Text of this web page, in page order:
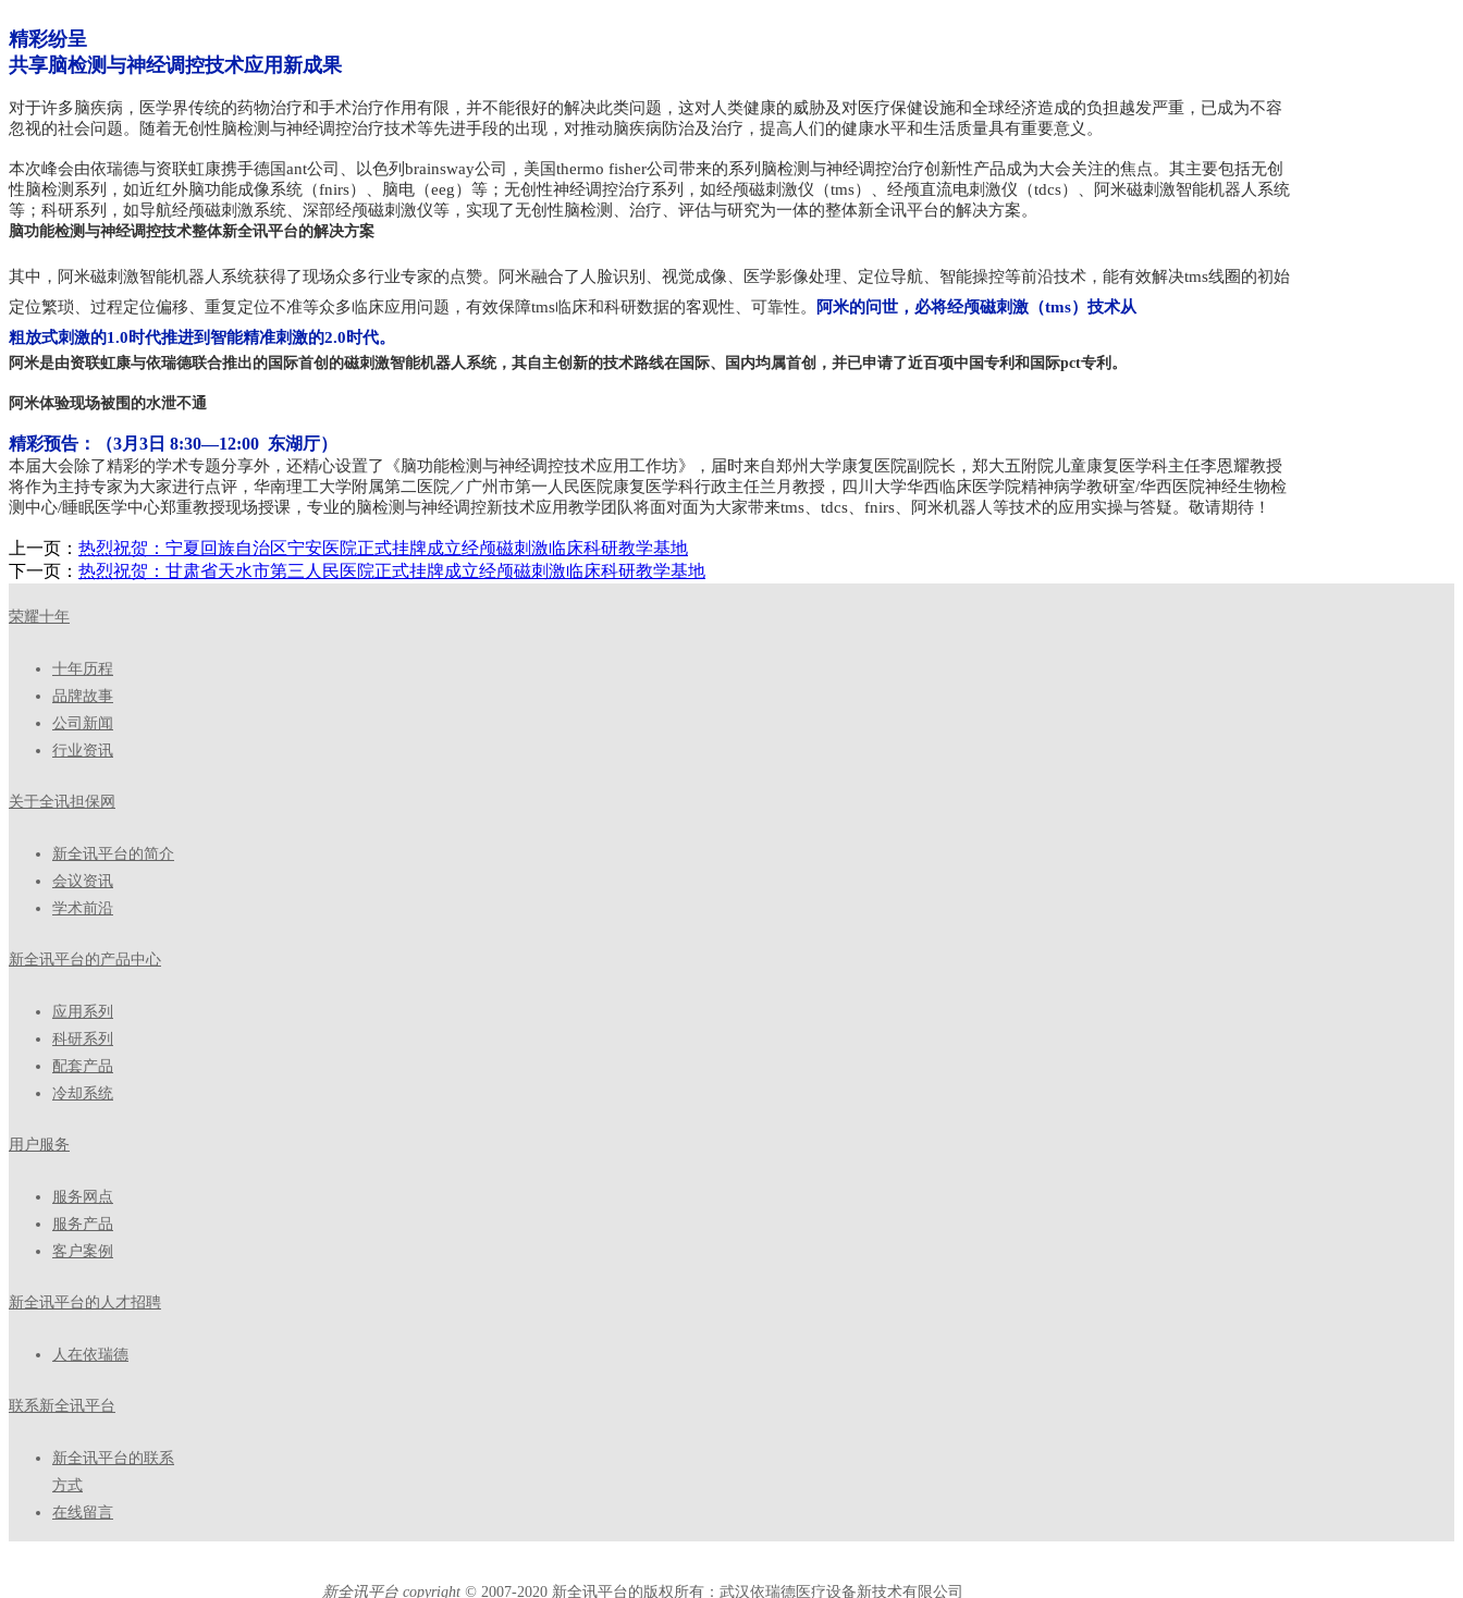
精彩纷呈
共享脑检测与神经调控技术应用新成果
对于许多脑疾病，医学界传统的药物治疗和手术治疗作用有限，并不能很好的解决此类问题，这对人类健康的威胁及对医疗保健设施和全球经济造成的负担越发严重，已成为不容
忽视的社会问题。随着无创性脑检测与神经调控治疗技术等先进手段的出现，对推动脑疾病防治及治疗，提高人们的健康水平和生活质量具有重要意义。
本次峰会由依瑞德与资联虹康携手德国ant公司、以色列brainsway公司，美国thermo fisher公司带来的系列脑检测与神经调控治疗创新性产品成为大会关注的焦点。其主要包括无创
性脑检测系列，如近红外脑功能成像系统（fnirs）、脑电（eeg）等；无创性神经调控治疗系列，如经颅磁刺激仪（tms）、经颅直流电刺激仪（tdcs）、阿米磁刺激智能机器人系统
等；科研系列，如导航经颅磁刺激系统、深部经颅磁刺激仪等，实现了无创性脑检测、治疗、评估与研究为一体的整体新全讯平台的解决方案。
脑功能检测与神经调控技术整体新全讯平台的解决方案
其中，阿米磁刺激智能机器人系统获得了现场众多行业专家的点赞。阿米融合了人脸识别、视觉成像、医学影像处理、定位导航、智能操控等前沿技术，能有效解决tms线圈的初始
定位繁琐、过程定位偏移、重复定位不准等众多临床应用问题，有效保障tms临床和科研数据的客观性、可靠性。
阿米的问世，必将经颅磁刺激（tms）技术从
粗放式刺激的1.0时代推进到智能精准刺激的2.0时代。
阿米是由资联虹康与依瑞德联合推出的国际首创的磁刺激智能机器人系统，其自主创新的技术路线在国际、国内均属首创，并已申请了近百项中国专利和国际pct专利。
阿米体验现场被围的水泄不通
精彩预告：（3月3日 8:30—12:00 东湖厅）
本届大会除了精彩的学术专题分享外，还精心设置了《脑功能检测与神经调控技术应用工作坊》，届时来自郑州大学康复医院副院长，郑大五附院儿童康复医学科主任李恩耀教授
将作为主持专家为大家进行点评， 华南理工大学附属第二医院／广州市第一人民医院康复医学科行政主任兰月教授，四川大学华西临床医学院精神病学教研室/华西医院神经生物检
测中心/睡眠医学中心郑重教授现场授课，专业的脑检测与神经调控新技术应用教学团队将面对面为大家带来tms、tdcs、fnirs、阿米机器人等技术的应用实操与答疑。敬请期待！
上一页： 热烈祝贺：宁夏回族自治区宁安医院正式挂牌成立经颅磁刺激临床科研教学基地
下一页： 热烈祝贺：甘肃省天水市第三人民医院正式挂牌成立经颅磁刺激临床科研教学基地
荣耀十年
十年历程
品牌故事
公司新闻
行业资讯
关于全讯担保网
新全讯平台的简介
会议资讯
学术前沿
新全讯平台的产品中心
应用系列
科研系列
配套产品
冷却系统
用户服务
服务网点
服务产品
客户案例
新全讯平台的人才招聘
人在依瑞德
联系新全讯平台
新全讯平台的联系
方式
在线留言
新全讯平台 copyright © 2007-2020 新全讯平台的版权所有：武汉依瑞德医疗设备新技术有限公司